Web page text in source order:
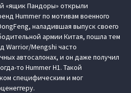
«ящик Пандоры» открыли
Hummer по мотивам военного
наладившая выпуск своего
армии Китая, пошла тем
Warrior/Mengshi часто
автосалонах, и он даже получил
то Hummer H1. Такой
специфическим и мог